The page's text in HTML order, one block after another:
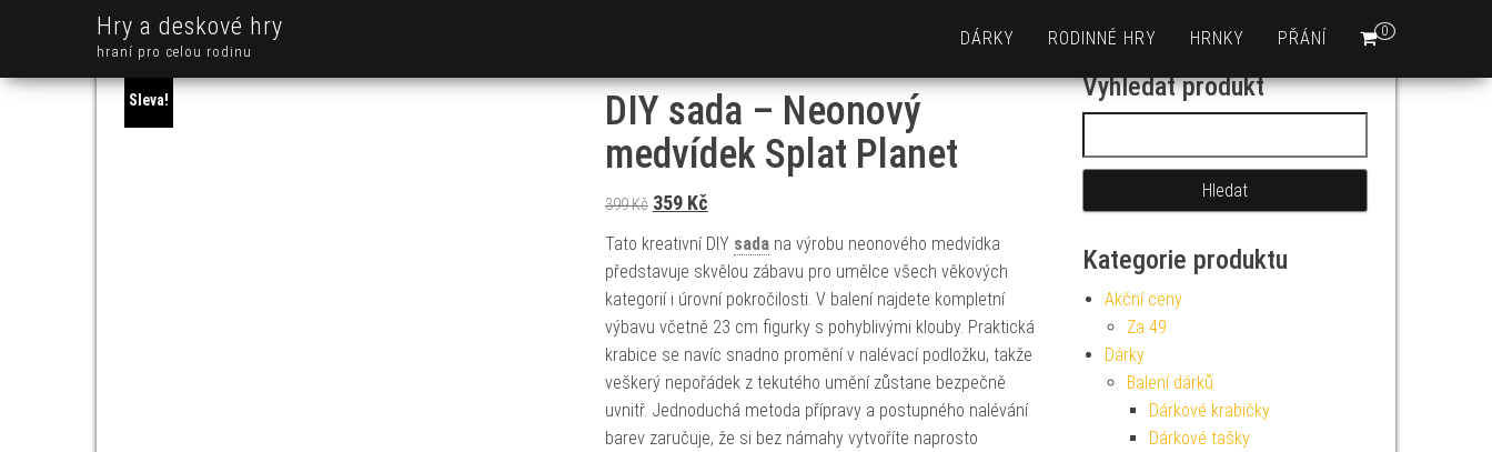
Hry a deskové hry
hraní pro celou rodinu
0
DÁRKY RODINNÉ HRY HRNKY PŘÁNÍ
Sleva!
DIY sada – Neonový
medvídek Splat Planet
399Kč Původní cena byla: 399 Kč.
359 KčAktuální cena je: 359 Kč.
Tato kreativní DIY sadana výrobu neonového medvídka
představuje skvělou zábavu pro umělce všech věkových
kategorií i úrovní pokročilosti. V balení najdete kompletní
výbavu včetně 23 cm figurky s pohyblivými klouby. Praktická
krabice se navíc snadno promění v nalévací podložku, takže
veškerý nepořádek z tekutého umění zůstane bezpečně
uvnitř. Jednoduchá metoda přípravy a postupného nalévání
barev zaručuje, že si bez námahy vytvoříte naprosto
Vyhledat produkt
Kategorie produktu
Akční ceny
Za 49
Dárky
Balení dárků
Dárkové krabičky
Dárkové tašky